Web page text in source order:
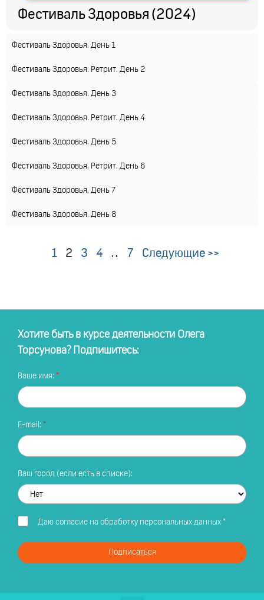
Фестиваль Здоровья (2024)
Фестиваль Здоровья. День 1
Фестиваль Здоровья. Ретрит. День 2
Фестиваль Здоровья. День 3
Фестиваль Здоровья. Ретрит. День 4
Фестиваль Здоровья. День 5
Фестиваль Здоровья. Ретрит. День 6
Фестиваль Здоровья. День 7
Фестиваль Здоровья. День 8
1 2 3 4 … 7 Следующие >>
Хотите быть в курсе деятельности Олега
Торсунова? Подпишитесь:
Ваше имя:
E-mail:
Ваш город (если есть в списке):
Даю согласие на обработку персональных данных*
Подписаться